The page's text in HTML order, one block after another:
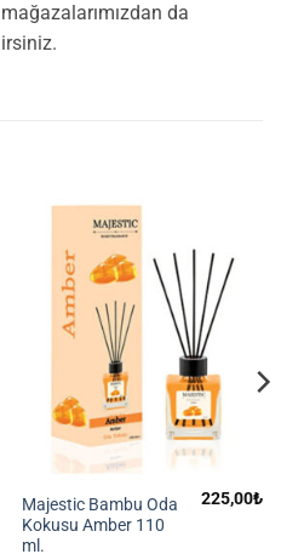
da
Majestic Bambu Oda
Kokusu Amber 110
ml.
225,00₺